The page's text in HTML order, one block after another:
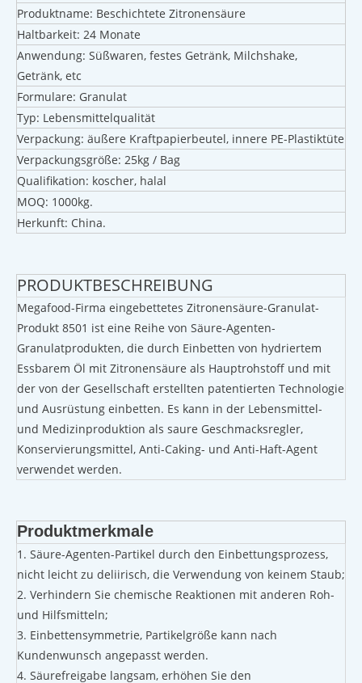
Produktname: Beschichtete Zitronensäure
Haltbarkeit: 24 Monate
Anwendung: Süßwaren, festes Getränk, Milchshake,
Getränk, etc
Formulare: Granulat
Typ: Lebensmittelqualität
Verpackung: äußere Kraftpapierbeutel, innere PE-Plastiktüte
Verpackungsgröße: 25kg / Bag
Qualifikation: koscher, halal
MOQ: 1000kg.
Herkunft: China.
PRODUKTBESCHREIBUNG
Megafood-Firma eingebettetes Zitronensäure-Granulat-
Produkt 8501 ist eine Reihe von Säure-Agenten-
Granulatprodukten, die durch Einbetten von hydriertem
Essbarem Öl mit Zitronensäure als Hauptrohstoff und mit
der von der Gesellschaft erstellten patentierten Technologie
und Ausrüstung einbetten. Es kann in der Lebensmittel-
und Medizinproduktion als saure Geschmacksregler,
Konservierungsmittel, Anti-Caking- und Anti-Haft-Agent
verwendet werden.
Produktmerkmale
1. Säure-Agenten-Partikel durch den Einbettungsprozess,
nicht leicht zu deliirisch, die Verwendung von keinem Staub;
2. Verhindern Sie chemische Reaktionen mit anderen Roh-
und Hilfsmitteln;
3. Einbettensymmetrie, Partikelgröße kann nach
Kundenwunsch angepasst werden.
4. Säurefreigabe langsam, erhöhen Sie den